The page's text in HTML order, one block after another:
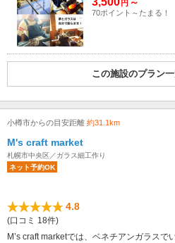
円
70ポイント～たまる！
この施設のプラン一
小樽市からの目安距離 約31.1km
M's craft market
札幌市中央区／ガラス細工作り
ネット予約OK
4.8
(口コミ 18件)
M’s craft marketでは、ベネチアンガラスで